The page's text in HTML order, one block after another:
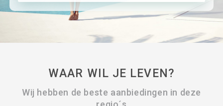
WAAR WIL JE LEVEN?
Wij hebben de beste aanbiedingen in deze